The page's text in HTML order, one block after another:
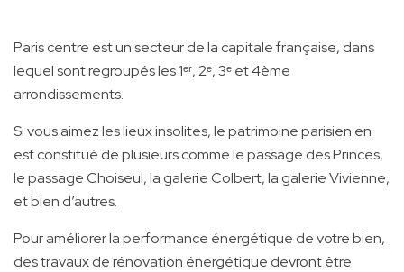
Paris centre est un secteur de la capitale française, dans
lequel sont regroupés les 1ᵉʳ, 2ᵉ, 3ᵉ et 4ème
arrondissements.
Si vous aimez les lieux insolites, le patrimoine parisien en
est constitué de plusieurs comme le passage des Princes,
le passage Choiseul, la galerie Colbert, la galerie Vivienne,
et bien d’autres.
Pour améliorer la performance énergétique de votre bien,
des travaux de rénovation énergétique devront être